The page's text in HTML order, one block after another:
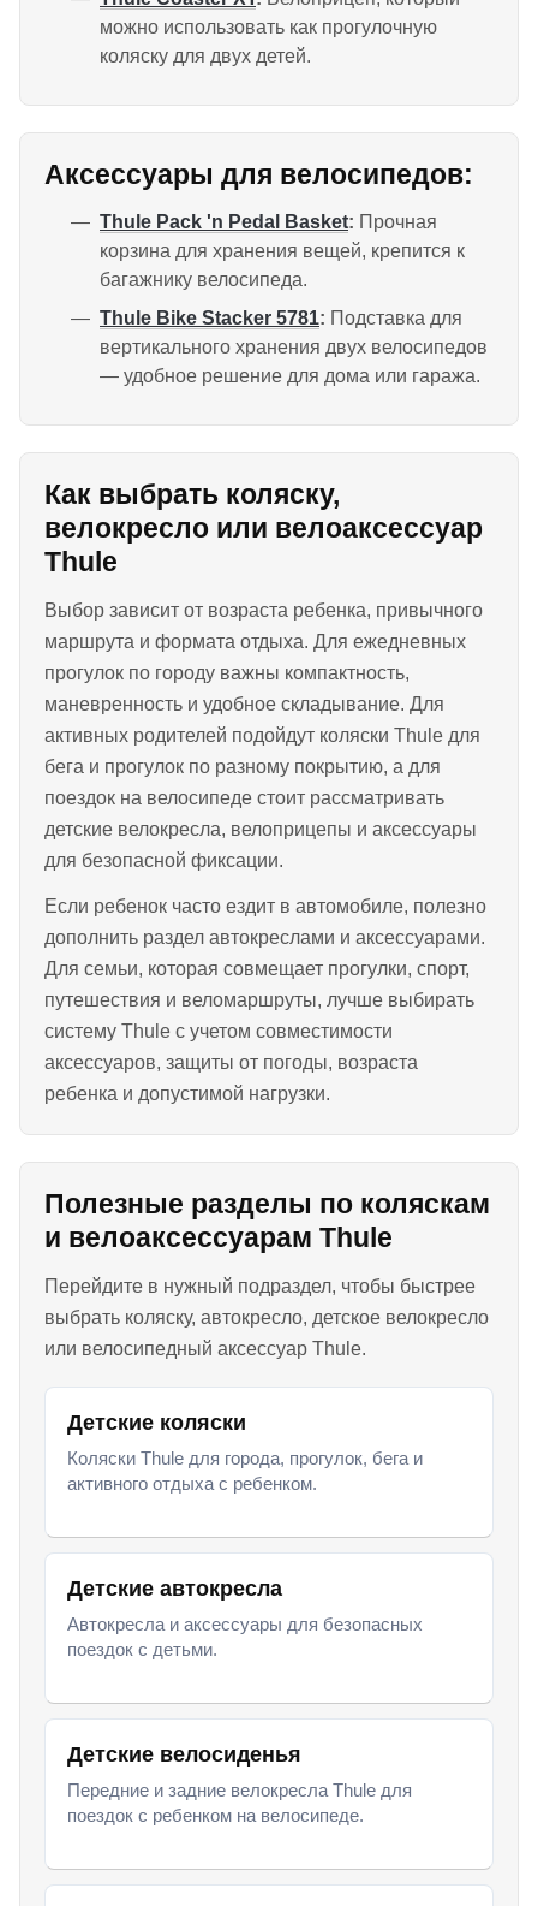
можно использовать как прогулочную
коляску для двух детей.
Аксессуары для велосипедов:
Thule Pack 'n Pedal Basket: Прочная
корзина для хранения вещей, крепится к
багажнику велосипеда.
Thule Bike Stacker 5781: Подставка для
вертикального хранения двух велосипедов
— удобное решение для дома или гаража.
Как выбрать коляску,
велокресло или велоаксессуар
Thule
Выбор зависит от возраста ребенка, привычного
маршрута и формата отдыха. Для ежедневных
прогулок по городу важны компактность,
маневренность и удобное складывание. Для
активных родителей подойдут коляски Thule для
бега и прогулок по разному покрытию, а для
поездок на велосипеде стоит рассматривать
детские велокресла, велоприцепы и аксессуары
для безопасной фиксации.
Если ребенок часто ездит в автомобиле, полезно
дополнить раздел автокреслами и аксессуарами.
Для семьи, которая совмещает прогулки, спорт,
путешествия и веломаршруты, лучше выбирать
систему Thule с учетом совместимости
аксессуаров, защиты от погоды, возраста
ребенка и допустимой нагрузки.
Полезные разделы по коляскам
и велоаксессуарам Thule
Перейдите в нужный подраздел, чтобы быстрее
выбрать коляску, автокресло, детское велокресло
или велосипедный аксессуар Thule.
Детские коляски
Коляски Thule для города, прогулок, бега и
активного отдыха с ребенком.
Детские автокресла
Автокресла и аксессуары для безопасных
поездок с детьми.
Детские велосиденья
Передние и задние велокресла Thule для
поездок с ребенком на велосипеде.